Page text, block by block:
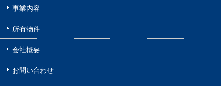
事業内容
所有物件
会社概要
お問い合わせ